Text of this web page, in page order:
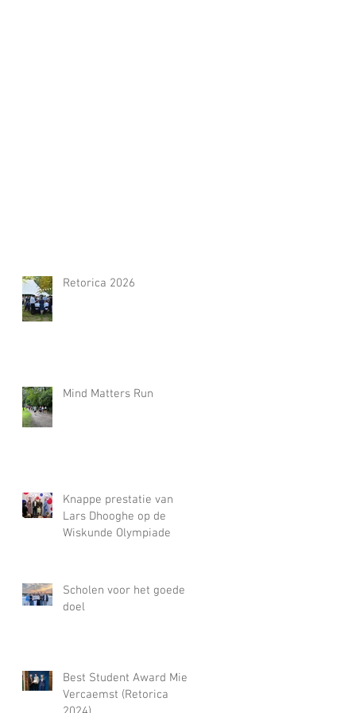
Retorica 2026
Mind Matters Run
Knappe prestatie van
Lars Dhooghe op de
Wiskunde Olympiade
Scholen voor het goede
doel
Best Student Award Miel
Vercaemst (Retorica